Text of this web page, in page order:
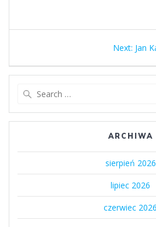
wpisu
Next: Next
Jan
ARCHIWA
sierpień 2026
lipiec 2026
czerwiec 2026